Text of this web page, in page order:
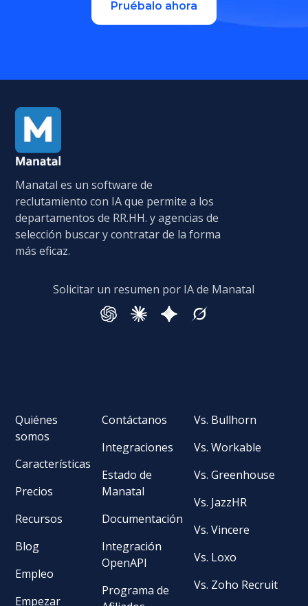
Pruébalo ahora
Manatal es un software de
reclutamiento con IA que permite a los
departamentos de RR.HH. y agencias de
selección buscar y contratar de la forma
más eficaz.
Solicitar un resumen por IA de Manatal
Quiénes
somos
Características
Precios
Recursos
Blog
Empleo
Empezar
Contáctanos
Integraciones
Estado de
Manatal
Documentación
Integración
OpenAPI
Programa de
Vs. Bullhorn
Vs. Workable
Vs. Greenhouse
Vs. JazzHR
Vs. Vincere
Vs. Loxo
Vs. Zoho Recruit